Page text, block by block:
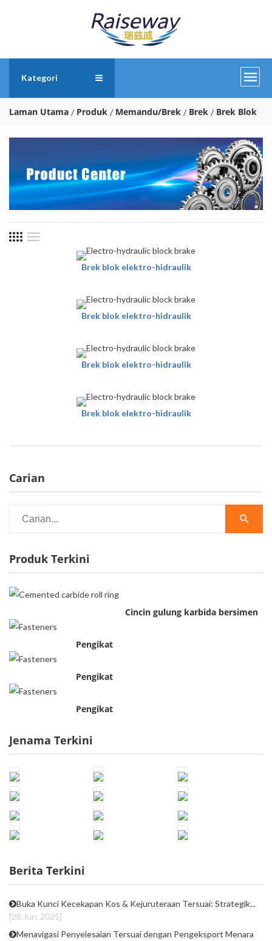
Kategori
Laman Utama Produk Memandu/Brek Brek Brek Blok
Carian
Produk Terkini
Cincin gulung karbida bersimen
Pengikat
Pengikat
Pengikat
Jenama Terkini
Berita Terkini
Buka Kunci Kecekapan Kos & Kejuruteraan Tersuai: Strategik...
[28 Jun, 2025]
Menavigasi Penyelesaian Tersuai dengan Pengeksport Menara
Brek blok elektro-hidraulik
Brek blok elektro-hidraulik
Brek blok elektro-hidraulik
Brek blok elektro-hidraulik